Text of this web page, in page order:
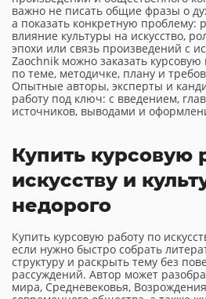
важно не писать общие фразы о
а показать конкретную проблему:
влияние культуры на искусство,
эпохи или связь произведений с
Zaochnik можно заказать курсовую
по теме, методичке, плану и
Опытные авторы, эксперты и
работу под ключ: с введением,
источников, выводами и
Купить курсовую
искусству и
недорого
Купить курсовую работу по
если нужно быстро собрать
структуру и раскрыть тему без
рассуждений. Автор может
мира, Средневековья,